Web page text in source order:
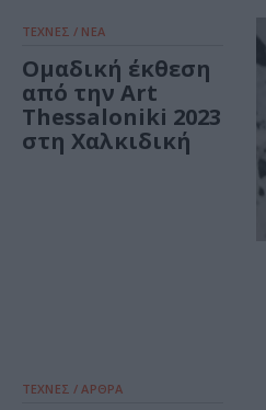
ΤΕΧΝΕΣ / ΝΕΑ
Ομαδική έκθεση
από την Art
Thessaloniki 2023
στη Χαλκιδική
ΤΕΧΝΕΣ / ΑΡΘΡΑ